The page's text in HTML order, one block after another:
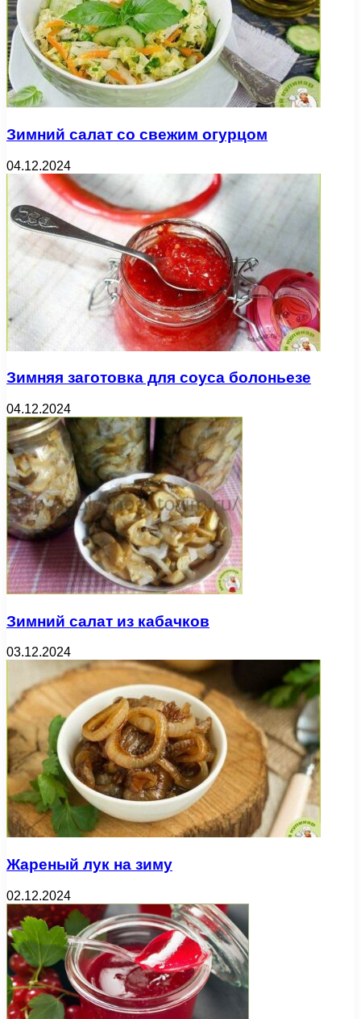
Зимний салат со свежим огурцом
04.12.2024
Зимняя заготовка для соуса болоньезе
04.12.2024
Зимний салат из кабачков
03.12.2024
Жареный лук на зиму
02.12.2024